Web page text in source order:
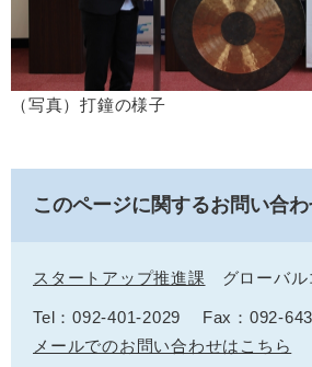
（写真）打鐘の様子
このページに関するお問い合
スタートアップ推進課 グローバ
Tel：092-401-2029
Fax：092-
メールでのお問い合わせはこちら